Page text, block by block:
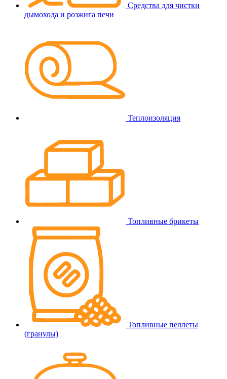
Средства для чистки
дымохода и розжига печи
Теплоизоляция
Топливные брикеты
Топливные пеллеты
(гранулы)